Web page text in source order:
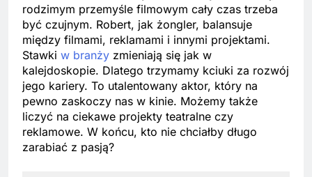
rodzimym przemyśle filmowym cały czas trzeba
być czujnym. Robert, jak żongler, balansuje
między filmami, reklamami i innymi projektami.
Stawki w branży zmieniają się jak w
kalejdoskopie. Dlatego trzymamy kciuki za rozwój
jego kariery. To utalentowany aktor, który na
pewno zaskoczy nas w kinie. Możemy także
liczyć na ciekawe projekty teatralne czy
reklamowe. W końcu, kto nie chciałby długo
zarabiać z pasją?